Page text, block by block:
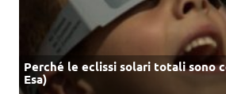
Perché le eclissi solari totali sono
Esa)